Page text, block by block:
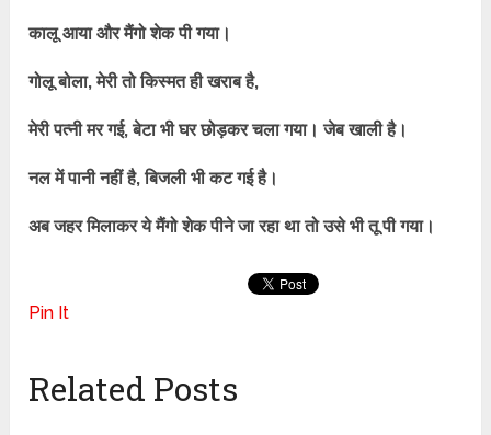
कालू आया और मैंगो शेक पी गया।
गोलू बोला, मेरी तो किस्मत ही खराब है,
मेरी पत्नी मर गई, बेटा भी घर छोड़कर चला गया। जेब खाली है।
नल में पानी नहीं है, बिजली भी कट गई है।
अब जहर मिलाकर ये मैंगो शेक पीने जा रहा था तो उसे भी तू पी गया।
Pin It
Related Posts